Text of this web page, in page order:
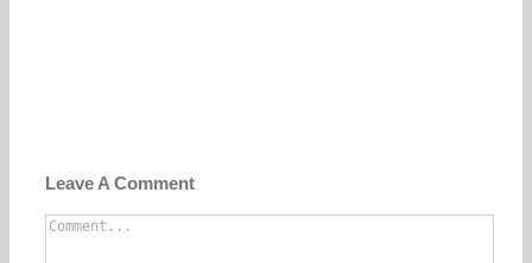
Leave A Comment
Comment